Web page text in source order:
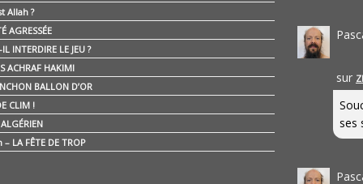
Allah ?
AGRESSÉE
INTERDIRE LE JEU ?
ACHRAF HAKIMI
BALLON D’OR
CLIM !
ALGÉRIEN
LA FÊTE DE TROP
sur
ses